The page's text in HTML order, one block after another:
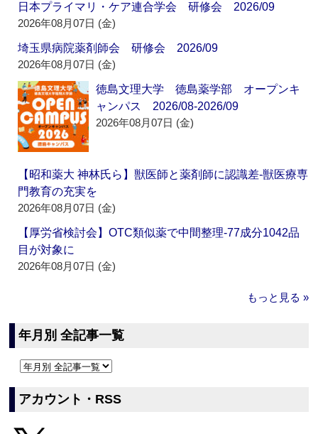
日本プライマリ・ケア連合学会 研修会 2026/09
2026年08月07日 (金)
埼玉県病院薬剤師会 研修会 2026/09
2026年08月07日 (金)
徳島文理大学 徳島薬学部 オープンキ
ャンパス 2026/08-2026/09
2026年08月07日 (金)
【昭和薬大 神林氏ら】獣医師と薬剤師に認識差‐獣医療専
門教育の充実を
2026年08月07日 (金)
【厚労省検討会】OTC類似薬で中間整理‐77成分1042品
目が対象に
2026年08月07日 (金)
もっと見る »
年月別 全記事一覧
アカウント・RSS